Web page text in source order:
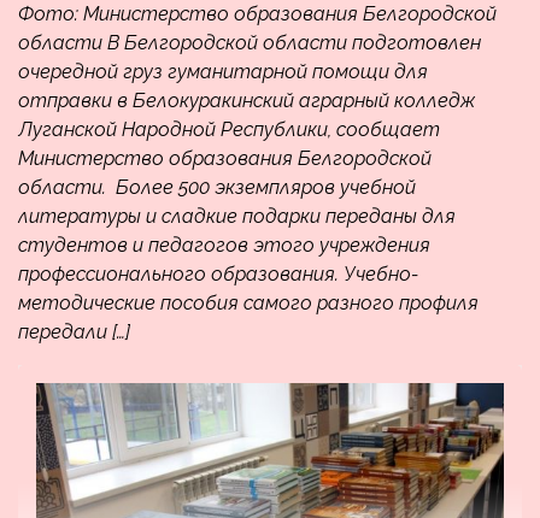
Фото: Министерство образования Белгородской
области В Белгородской области подготовлен
очередной груз гуманитарной помощи для
отправки в Белокуракинский аграрный колледж
Луганской Народной Республики, сообщает
Министерство образования Белгородской
области. Более 500 экземпляров учебной
литературы и сладкие подарки переданы для
студентов и педагогов этого учреждения
профессионального образования. Учебно-
методические пособия самого разного профиля
передали […]